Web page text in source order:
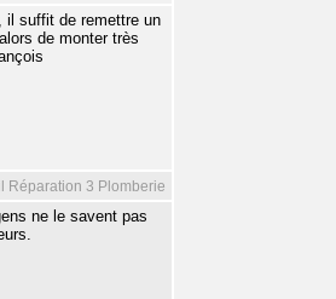
il suffit de remettre un
de monter très
Réparation 3 Plomberie
ne le savent pas